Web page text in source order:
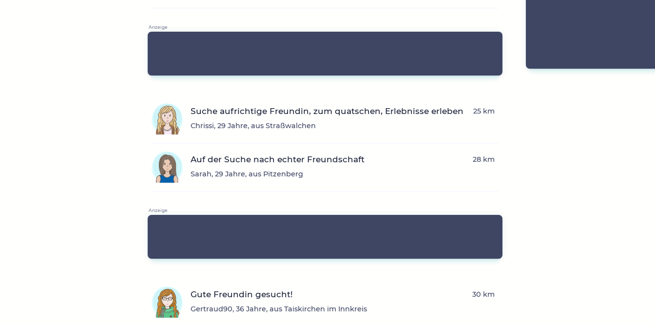
Suche aufrichtige Freundin, zum quatschen, Erlebnisse erleben
Chrissi, 29 Jahre, aus Straßwalchen
25 km
Auf der Suche nach echter Freundschaft
Sarah, 29 Jahre, aus Pitzenberg
28 km
Gute Freundin gesucht!
Gertraud90, 36 Jahre, aus Taiskirchen im Innkreis
30 km